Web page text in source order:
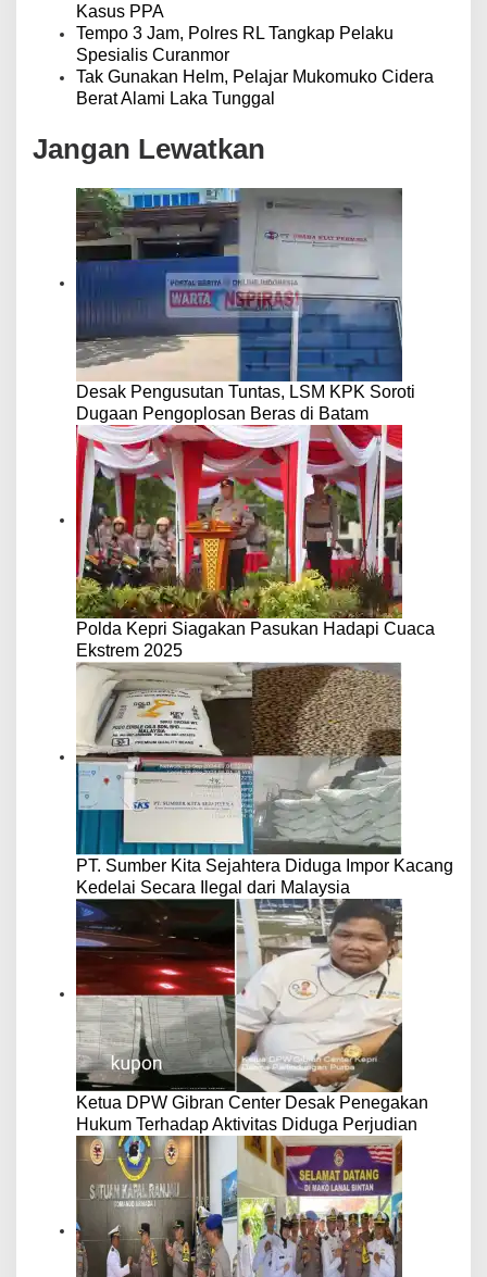
Kasus PPA
Tempo 3 Jam, Polres RL Tangkap Pelaku
Spesialis Curanmor
Tak Gunakan Helm, Pelajar Mukomuko Cidera
Berat Alami Laka Tunggal
Jangan Lewatkan
Desak Pengusutan Tuntas, LSM KPK Soroti
Dugaan Pengoplosan Beras di Batam
Polda Kepri Siagakan Pasukan Hadapi Cuaca
Ekstrem 2025
PT. Sumber Kita Sejahtera Diduga Impor Kacang
Kedelai Secara Ilegal dari Malaysia
Ketua DPW Gibran Center Desak Penegakan
Hukum Terhadap Aktivitas Diduga Perjudian